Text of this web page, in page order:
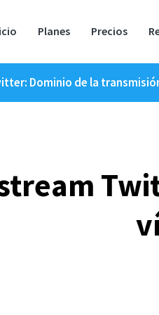
Planes Precios
Dominio de la